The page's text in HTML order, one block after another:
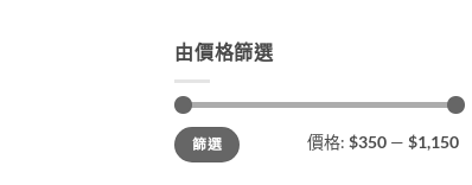
由價格篩選
最
低
價
最
高
價
篩選 價格: $350 — $1,150